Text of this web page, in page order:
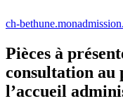
ch-
Pièces à
consultation au
l’accueil